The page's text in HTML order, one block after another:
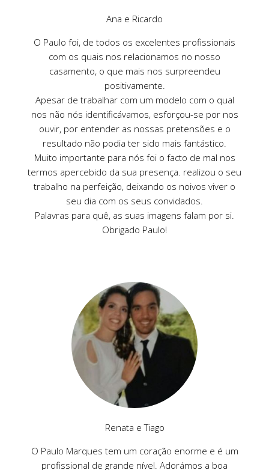
Ana e Ricardo
O Paulo foi, de todos os excelentes profissionais
com os quais nos relacionamos no nosso
casamento, o que mais nos surpreendeu
positivamente.
Apesar de trabalhar com um modelo com o qual
nos não nós identificávamos, esforçou-se por nos
ouvir, por entender as nossas pretensões e o
resultado não podia ter sido mais fantástico.
Muito importante para nós foi o facto de mal nos
termos apercebido da sua presença. realizou o seu
trabalho na perfeição, deixando os noivos viver o
seu dia com os seus convidados.
Palavras para quê, as suas imagens falam por si.
Obrigado Paulo!
Renata e Tiago
O Paulo Marques tem um coração enorme e é um
profissional de grande nível. Adorámos a boa